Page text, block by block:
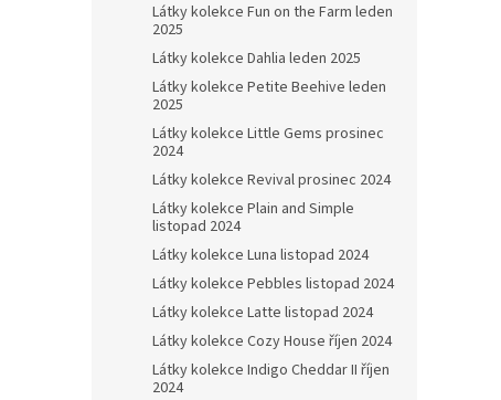
Látky kolekce Fun on the Farm leden
2025
Látky kolekce Dahlia leden 2025
Látky kolekce Petite Beehive leden
2025
Látky kolekce Little Gems prosinec
2024
Látky kolekce Revival prosinec 2024
Látky kolekce Plain and Simple
listopad 2024
Látky kolekce Luna listopad 2024
Látky kolekce Pebbles listopad 2024
Látky kolekce Latte listopad 2024
Látky kolekce Cozy House říjen 2024
Látky kolekce Indigo Cheddar II říjen
2024